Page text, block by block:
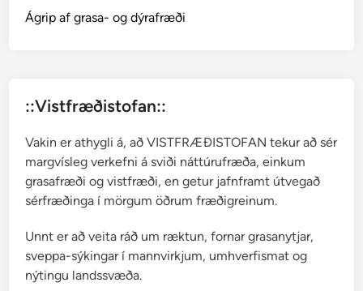
Ágrip af grasa- og dýrafræði
::Vistfræðistofan::
Vakin er athygli á, að VISTFRÆÐISTOFAN tekur að sér
margvísleg verkefni á sviði náttúrufræða, einkum
grasafræði og vistfræði, en getur jafnframt útvegað
sérfræðinga í mörgum öðrum fræðigreinum.
Unnt er að veita ráð um ræktun, fornar grasanytjar,
sveppa-sýkingar í mannvirkjum, umhverfismat og
nýtingu landssvæða.